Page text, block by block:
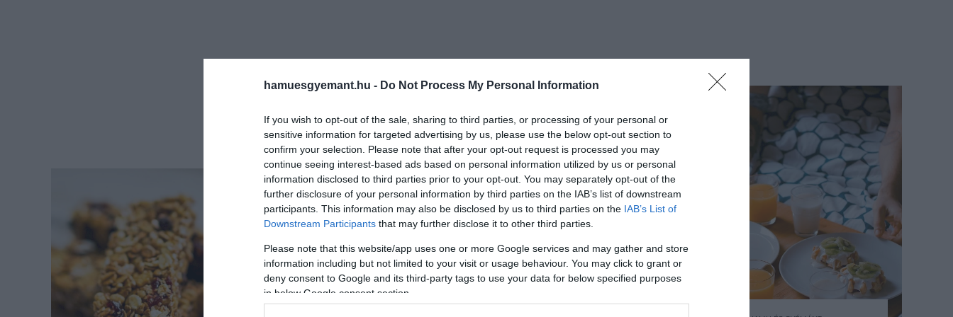
hamuesgyemant.hu - Do Not Process My Personal Information
If you wish to opt-out of the sale, sharing to third parties, or processing of your personal or
sensitive information for targeted advertising by us, please use the below opt-out section to
confirm your selection. Please note that after your opt-out request is processed you may
continue seeing interest-based ads based on personal information utilized by us or personal
information disclosed to third parties prior to your opt-out. You may separately opt-out of the
further disclosure of your personal information by third parties on the IAB’s list of downstream
participants. This information may also be disclosed by us to third parties on the IAB’s List of
Downstream Participants that may further disclose it to other third parties.
Please note that this website/app uses one or more Google services and may gather and store
information including but not limited to your visit or usage behaviour. You may click to grant or
deny consent to Google and its third-party tags to use your data for below specified purposes
in below Google consent section.